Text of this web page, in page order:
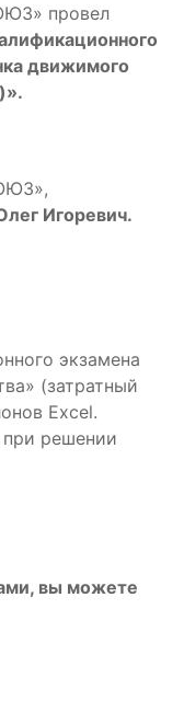
провел
движимого
Игоревич.
экзамена
(затратный
Excel.
решении
вы можете